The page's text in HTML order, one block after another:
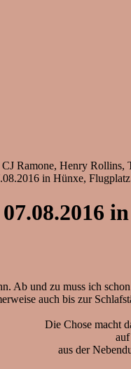
Ramone, Henry
in Hünxe,
Ab und zu muss ich
auch bis zur
Die Chose macht
aus der